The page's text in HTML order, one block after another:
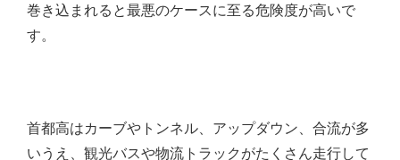
巻き込まれると最悪のケースに至る危険度が高いで
す。
首都高はカーブやトンネル、アップダウン、合流が多
いうえ、観光バスや物流トラックがたくさん走行して